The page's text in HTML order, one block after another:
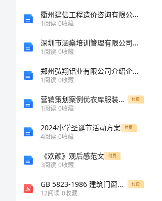
衢州建信工程造价咨询有限公司介绍企业发展分析报告
1阅读 0收藏
深圳市涵燊培训管理有限公司介绍企业发展分析报告
1阅读 0收藏
郑州弘翔铝业有限公司介绍企业发展分析报告
1阅读 0收藏
营销策划案例优衣库服装策划 付费
1阅读 0收藏
2024小学圣诞节活动方案 付费
4阅读 0收藏
《欢颜》观后感范文 付费
3阅读 0收藏
GB 5823-1986 建筑门窗术语 付费
12阅读 0收藏